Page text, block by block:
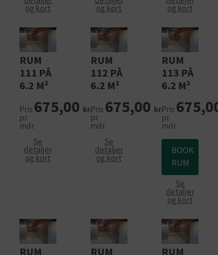
og kort og kort og kort
RUM
111 PÅ
6.2 M²
Pris
pr.
mdr.
675,00 kr.
Se
detaljer
og kort
RUM
112 PÅ
6.2 M²
Pris
pr.
mdr.
675,00 kr.
Se
detaljer
og kort
RUM
113 PÅ
6.2 M²
Pris
pr.
mdr.
Se
detaljer
og kort
BOOK
RUM
RUM RUM RUM